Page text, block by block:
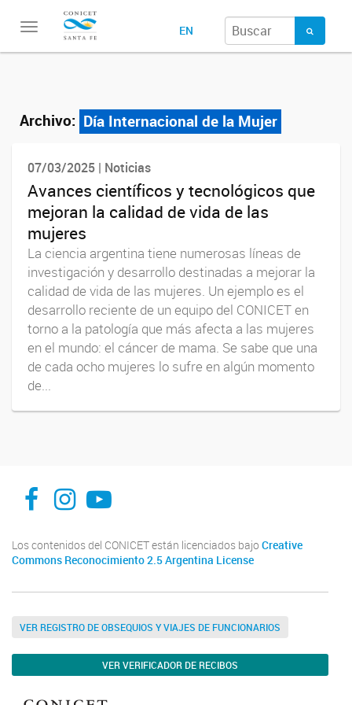
Toggle
EN
Archivo: Día Internacional de la Mujer
07/03/2025 | Noticias
Avances científicos y tecnológicos que
mejoran la calidad de vida de las
mujeres
La ciencia argentina tiene numerosas líneas de
investigación y desarrollo destinadas a mejorar la
calidad de vida de las mujeres. Un ejemplo es el
desarrollo reciente de un equipo del CONICET en
torno a la patología que más afecta a las mujeres
en el mundo: el cáncer de mama. Se sabe que una
de cada ocho mujeres lo sufre en algún momento
de...
facebook
instagram
Youtube
Los contenidos del CONICET están licenciados bajo Creative
Commons Reconocimiento 2.5 Argentina License
VER REGISTRO DE OBSEQUIOS Y VIAJES DE FUNCIONARIOS
VER VERIFICADOR DE RECIBOS